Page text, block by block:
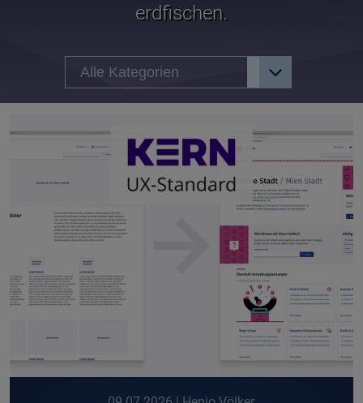
erdfischen.